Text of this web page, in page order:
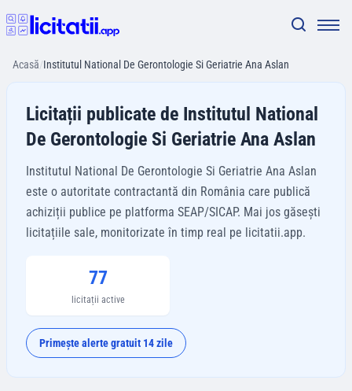
Acasă/Institutul National De Gerontologie Si Geriatrie Ana Aslan
Licitații publicate de Institutul National
De Gerontologie Si Geriatrie Ana Aslan
Institutul National De Gerontologie Si Geriatrie Ana Aslan
este o autoritate contractantă din România care publică
achiziții publice pe platforma SEAP/SICAP. Mai jos găsești
licitațiile sale, monitorizate în timp real pe licitatii.app.
77
licitații active
Primește alerte gratuit 14 zile